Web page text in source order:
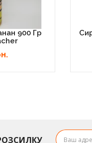
900 Гр